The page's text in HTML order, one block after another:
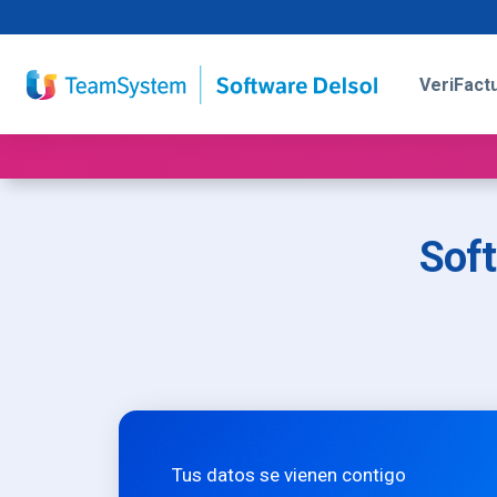
Tus datos se vienen contigo